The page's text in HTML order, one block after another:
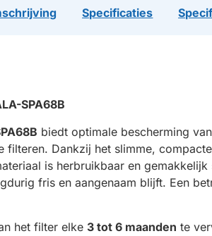
Specificaties
SPA68B
biedt optimale bescherming
Dankzij het slimme,
is herbruikbaar en
fris en aangenaam blijft. Een
het filter elke 3 tot 6 maanden te